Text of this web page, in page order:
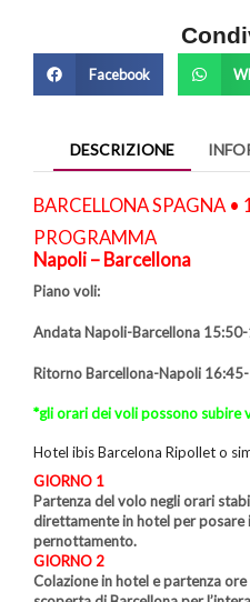
Facebook
DESCRIZIONE
BARCELLONA SPAGNA
PROGRAMMA
Napoli – Barcellona
Piano voli:
Andata Napoli-Barcellona
Ritorno Barcellona-Napoli
*gli orari dei voli possono subire
Hotel ibis Barcelona Ripollet o
GIORNO 1
Partenza del volo negli orari
direttamente in hotel per posare
pernottamento.
GIORNO 2
Colazione in hotel e partenza